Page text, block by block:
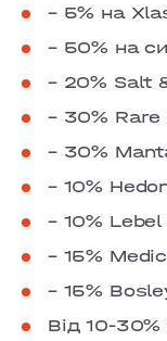
– 5% на
– 50% на
– 20% Salt
– 30% Rare
– 30%
– 10%
– 10%
– 15%
– 15%
Від 10-